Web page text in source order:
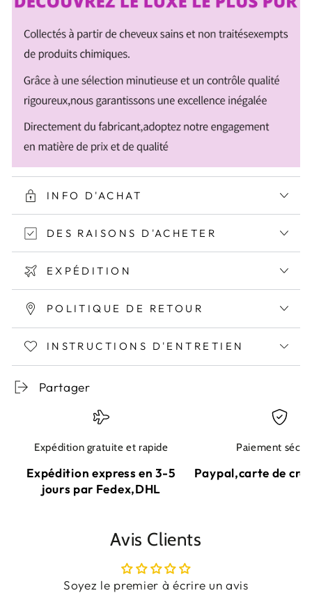
INFO D'ACHAT
DES RAISONS D'ACHETER
EXPÉDITION
POLITIQUE DE RETOUR
INSTRUCTIONS D'ENTRETIEN
Partager
Expédition gratuite et rapide
Expédition express en 3-5
jours par Fedex,DHL
Paiement
Paypal,carte de
Avis Clients
Soyez le premier à écrire un avis